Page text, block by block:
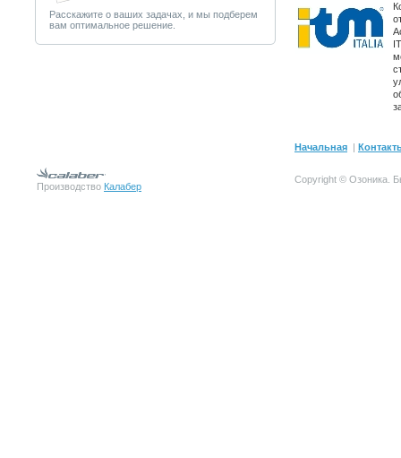
Расскажите о ваших задачах, и мы подберем
вам оптимальное решение.
Начальная |
Производство Калабер
Copyright © Озоника.